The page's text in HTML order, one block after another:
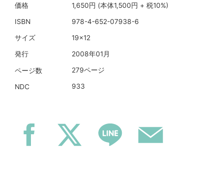
価格 1,650円 (本体1,500円 + 税10%)
ISBN 978-4-652-07938-6
サイズ 19×12
発行 2008年01月
ページ数 279ページ
NDC 933